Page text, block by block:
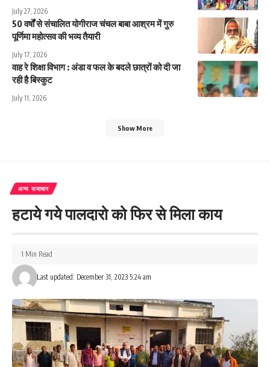
July 27, 2026
50 वर्षों से संचालित योगीराज चंचल बाबा आश्रम में गुरु
पूर्णिमा महोत्सव की भव्य तैयारी
July 17, 2026
वाह रे शिक्षा विभाग : अंडा व फल के बदले छात्रों को दी जा
रही है बिस्कुट
July 11, 2026
Show More
अन्य समाचार
हटाये गये पालदारो को फिर से मिला काय
Last updated: December 31, 2023 5:24 am
1 Min Read